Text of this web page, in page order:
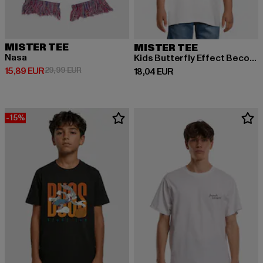
MISTER TEE
Nasa
15,89 EUR
Prix courant: 15,89 EUR
29,99 EURPrix en promotion: 29,99 EUR
MISTER TEE
Kids Butterfly Effect Become The Change Tee
18,04 EUR
Prix courant: 18,04 EUR
-15%